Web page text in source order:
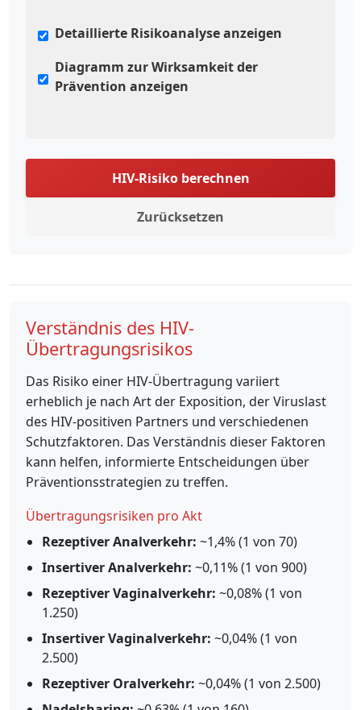
Detaillierte Risikoanalyse anzeigen
Diagramm zur Wirksamkeit der
Prävention anzeigen
HIV-Risiko berechnen
Zurücksetzen
Verständnis des HIV-
Übertragungsrisikos
Das Risiko einer HIV-Übertragung variiert
erheblich je nach Art der Exposition, der Viruslast
des HIV-positiven Partners und verschiedenen
Schutzfaktoren. Das Verständnis dieser Faktoren
kann helfen, informierte Entscheidungen über
Präventionsstrategien zu treffen.
Übertragungsrisiken pro Akt
Rezeptiver Analverkehr: ~1,4% (1 von 70)
Insertiver Analverkehr: ~0,11% (1 von 900)
Rezeptiver Vaginalverkehr: ~0,08% (1 von
1.250)
Insertiver Vaginalverkehr: ~0,04% (1 von
2.500)
Rezeptiver Oralverkehr: ~0,04% (1 von 2.500)